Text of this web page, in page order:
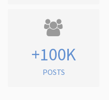
+100K
POSTS